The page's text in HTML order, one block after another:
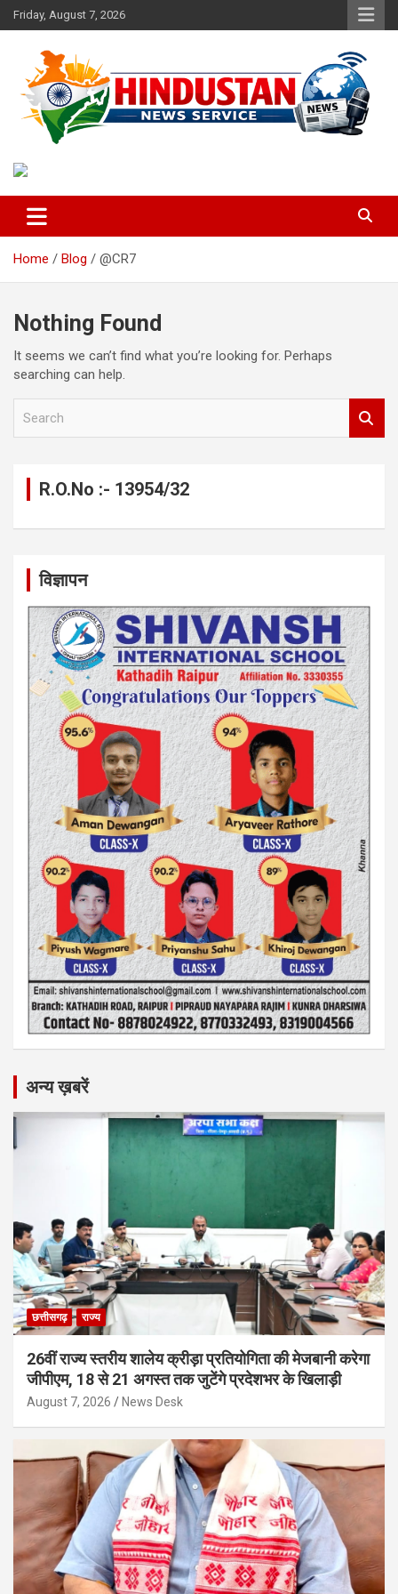
Skip
to
Friday, August 7, 2026
Hindustan News Service
Home Blog @CR7
Nothing Found
It seems we can’t find what you’re looking for. Perhaps
searching can help.
R.O.No :- 13954/32
विज्ञापन
अन्य ख़बरें
छत्तीसगढ़ राज्य
26वीं राज्य स्तरीय शालेय क्रीड़ा प्रतियोगिता की मेजबानी करेगा
जीपीएम, 18 से 21 अगस्त तक जुटेंगे प्रदेशभर के खिलाड़ी
August 7, 2026 News Desk